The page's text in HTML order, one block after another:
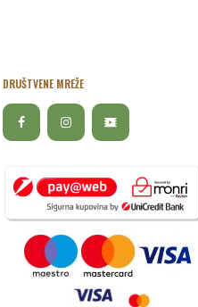
DRUŠTVENE MREŽE